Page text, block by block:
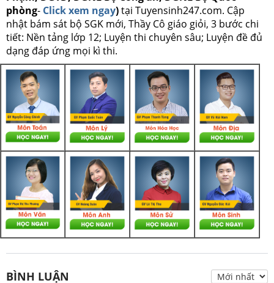
phòng- Click xem ngay)tại Tuyensinh247.com. Cập
nhật bám sát bộ SGK mới, Thầy Cô giáo giỏi, 3 bước chi
tiết: Nền tảng lớp 12; Luyện thi chuyên sâu; Luyện đề đủ
dạng đáp ứng mọi kì thi.
BÌNH LUẬN